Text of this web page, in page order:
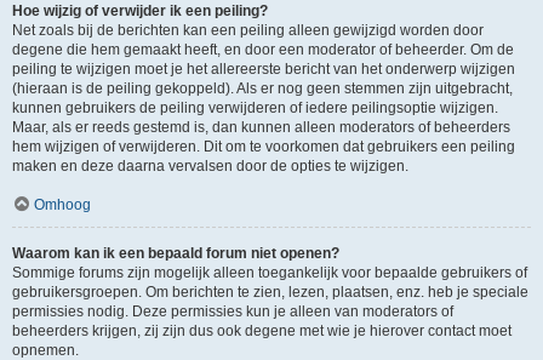
Hoe wijzig of verwijder ik een peiling?
Net zoals bij de berichten kan een peiling alleen gewijzigd worden door
degene die hem gemaakt heeft, en door een moderator of beheerder. Om de
peiling te wijzigen moet je het allereerste bericht van het onderwerp wijzigen
(hieraan is de peiling gekoppeld). Als er nog geen stemmen zijn uitgebracht,
kunnen gebruikers de peiling verwijderen of iedere peilingsoptie wijzigen.
Maar, als er reeds gestemd is, dan kunnen alleen moderators of beheerders
hem wijzigen of verwijderen. Dit om te voorkomen dat gebruikers een peiling
maken en deze daarna vervalsen door de opties te wijzigen.
Omhoog
Waarom kan ik een bepaald forum niet openen?
Sommige forums zijn mogelijk alleen toegankelijk voor bepaalde gebruikers of
gebruikersgroepen. Om berichten te zien, lezen, plaatsen, enz. heb je speciale
permissies nodig. Deze permissies kun je alleen van moderators of
beheerders krijgen, zij zijn dus ook degene met wie je hierover contact moet
opnemen.